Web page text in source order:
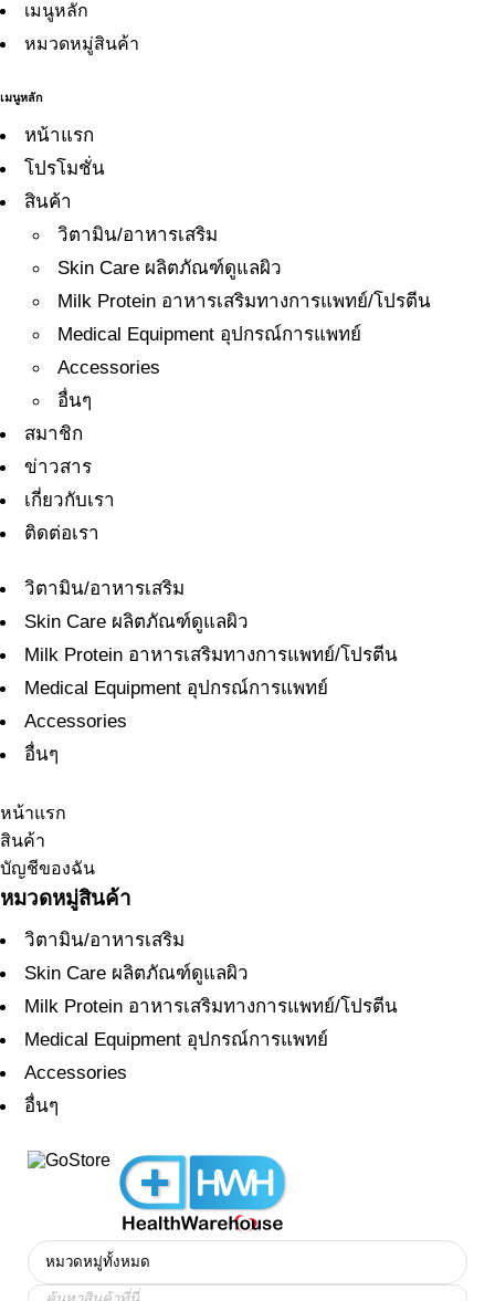
เมนูหลัก
หมวดหมู่สินค้า
เมนูหลัก
หน้าแรก
โปรโมชั่น
สินค้า
วิตามิน/อาหารเสริม
Skin Care ผลิตภัณฑ์ดูแลผิว
Milk Protein อาหารเสริมทางการแพทย์/โปรตีน
Medical Equipment อุปกรณ์การแพทย์
Accessories
อื่นๆ
สมาชิก
ข่าวสาร
เกี่ยวกับเรา
ติดต่อเรา
วิตามิน/อาหารเสริม
Skin Care ผลิตภัณฑ์ดูแลผิว
Milk Protein อาหารเสริมทางการแพทย์/โปรตีน
Medical Equipment อุปกรณ์การแพทย์
Accessories
อื่นๆ
หน้าแรก
สินค้า
บัญชีของฉัน
หมวดหมู่สินค้า
วิตามิน/อาหารเสริม
Skin Care ผลิตภัณฑ์ดูแลผิว
Milk Protein อาหารเสริมทางการแพทย์/โปรตีน
Medical Equipment อุปกรณ์การแพทย์
Accessories
อื่นๆ